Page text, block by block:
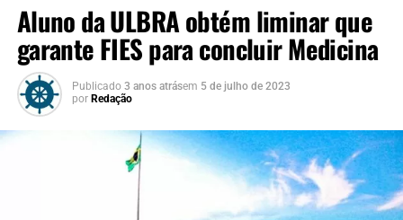
Aluno da ULBRA obtém liminar que
garante FIES para concluir Medicina
Publicado 3 anos atrásem 5 de julho de 2023
por Redação